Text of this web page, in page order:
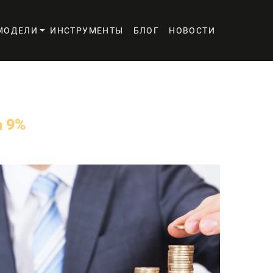
ИНСТРУМЕНТЫ БЛОГ НОВОСТИ